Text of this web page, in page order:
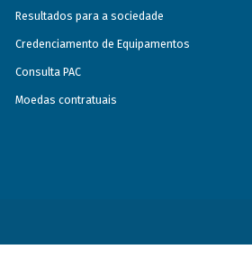
Resultados para a sociedade
Credenciamento de Equipamentos
Consulta PAC
Moedas contratuais